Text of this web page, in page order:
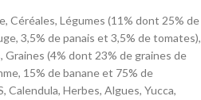
Céréales, Légumes (11% dont 25% de
3,5% de panais et 3,5% de tomates),
(4% dont 23% de graines de
15% de banane et 75% de
Calendula, Herbes, Algues, Yucca,